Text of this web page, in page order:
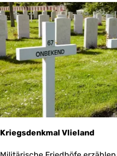
o
r
r
ü
2
H
Kriegsdenkmal Vlieland